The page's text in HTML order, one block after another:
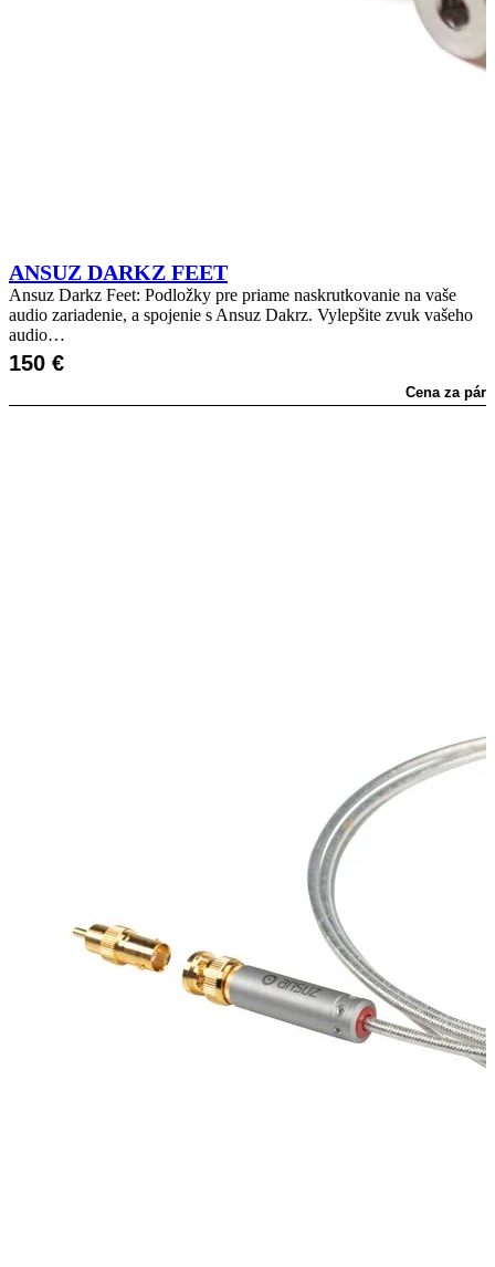
ANSUZ DARKZ FEET
Ansuz Darkz Feet: Podložky pre priame naskrutkovanie na vaše
audio zariadenie, a spojenie s Ansuz Dakrz. Vylepšite zvuk vašeho
audio…
150 €
Cena za pár